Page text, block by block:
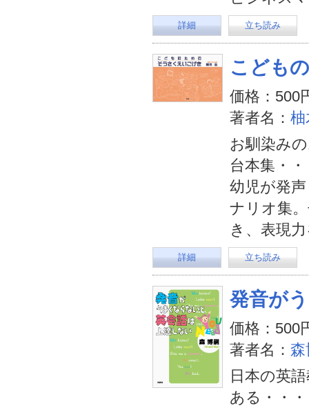
詳細 立ち読み
こども
価格：500
著者名： 柚
お馴染み
台本集・
幼児が発
ナリオ集
き、表現
詳細 立ち読み
発音が
価格：500
著者名： 森
日本の英
ある・・